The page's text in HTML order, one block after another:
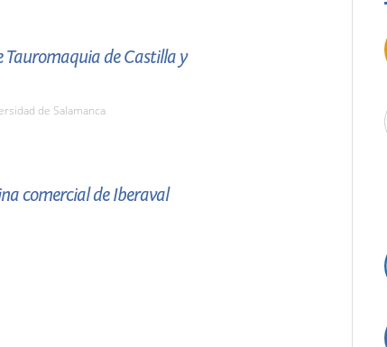
Tauromaquia de Castilla y
de Salamanca
comercial de Iberaval